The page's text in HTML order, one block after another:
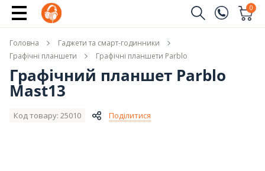
(096)
(044)
0
Ім'я
Телефон
Головна
Гаджети та смарт-годинники
Графічні планшети
Графічні планшети Parblo
Графічний планшет Parblo
Mast13
Код товару: 25010 Поділитися
Повідомити про наявність